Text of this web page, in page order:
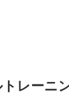
レーニ